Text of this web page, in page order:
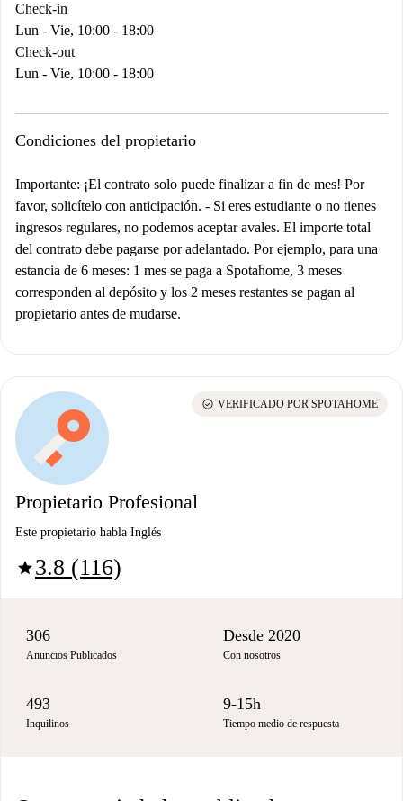
Check-in
Lun - Vie, 10:00 - 18:00
Check-out
Lun - Vie, 10:00 - 18:00
Condiciones del propietario
Importante: ¡El contrato solo puede finalizar a fin de mes! Por
favor, solicítelo con anticipación. - Si eres estudiante o no tienes
ingresos regulares, no podemos aceptar avales. El importe total
del contrato debe pagarse por adelantado. Por ejemplo, para una
estancia de 6 meses: 1 mes se paga a Spotahome, 3 meses
corresponden al depósito y los 2 meses restantes se pagan al
propietario antes de mudarse.
Propietario Profesional
Este propietario habla Inglés
star3.8 (116)
check_circle VERIFICADO POR SPOTAHOME
306
Anuncios Publicados
Desde 2020
Con nosotros
493
Inquilinos
9-15h
Tiempo medio de respuesta